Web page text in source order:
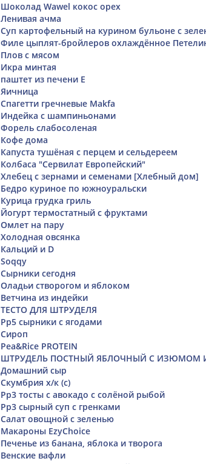
Шоколад Wawel кокос орех
Ленивая ачма
Суп картофельный на курином бульоне с
Филе цыплят-бройлеров охлаждённое
Плов с мясом
Икра минтая
паштет из печени Е
Яичница
Спагетти гречневые Makfa
Индейка с шампиньонами
Форель слабосоленая
Кофе дома
Капуста тушёная с перцем и сельдереем
Колбаса "Сервилат Европейский"
Хлебец с зернами и семенами [Хлебный дом]
Бедро куриное по южноуральски
Курица грудка гриль
Йогурт термостатный с фруктами
Омлет на пару
Холодная овсянка
Кальций и D
Soqqy
Сырники сегодня
Оладьи створогом и яблоком
Ветчина из индейки
ТЕСТО ДЛЯ ШТРУДЕЛЯ
Рр5 сырники с ягодами
Сироп
Pea&Rice PROTEIN
ШТРУДЕЛЬ ПОСТНЫЙ ЯБЛОЧНЫЙ С ИЗЮМОМ
Домашний сыр
Скумбрия х/к (с)
Рр3 тосты с авокадо с солёной рыбой
Рр3 сырный суп с гренками
Салат овощной с зеленью
Макароны EzyChoice
Печенье из банана, яблока и творога
Венские вафли